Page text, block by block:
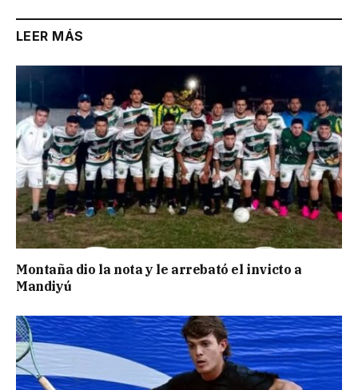
LEER MÁS
Montaña dio la nota y le arrebató el invicto a
Mandiyú